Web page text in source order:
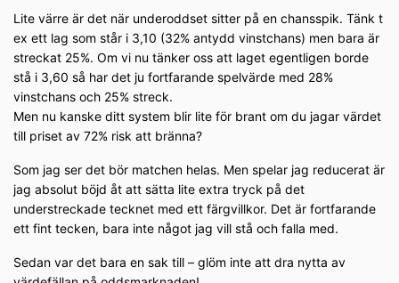
Lite värre är det när underoddset sitter på en chansspik. Tänk t
ex ett lag som står i 3,10 (32% antydd vinstchans) men bara är
streckat 25%. Om vi nu tänker oss att laget egentligen borde
stå i 3,60 så har det ju fortfarande spelvärde med 28%
vinstchans och 25% streck.
Men nu kanske ditt system blir lite för brant om du jagar värdet
till priset av 72% risk att bränna?
Som jag ser det bör matchen helas. Men spelar jag reducerat är
jag absolut böjd åt att sätta lite extra tryck på det
understreckade tecknet med ett färgvillkor. Det är fortfarande
ett fint tecken, bara inte något jag vill stå och falla med.
Sedan var det bara en sak till – glöm inte att dra nytta av